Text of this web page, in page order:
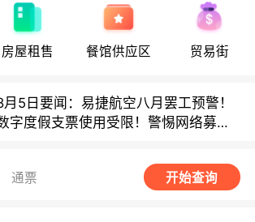
房屋租售 餐馆供应区 贸易街
多款避孕套因安全缺陷召回！
字度假支票使用受限！警惕网络募捐
局！
通票 开始查询